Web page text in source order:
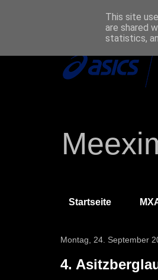
Startseite
Montag, 24. September
4.
This site
are shared
statistics,